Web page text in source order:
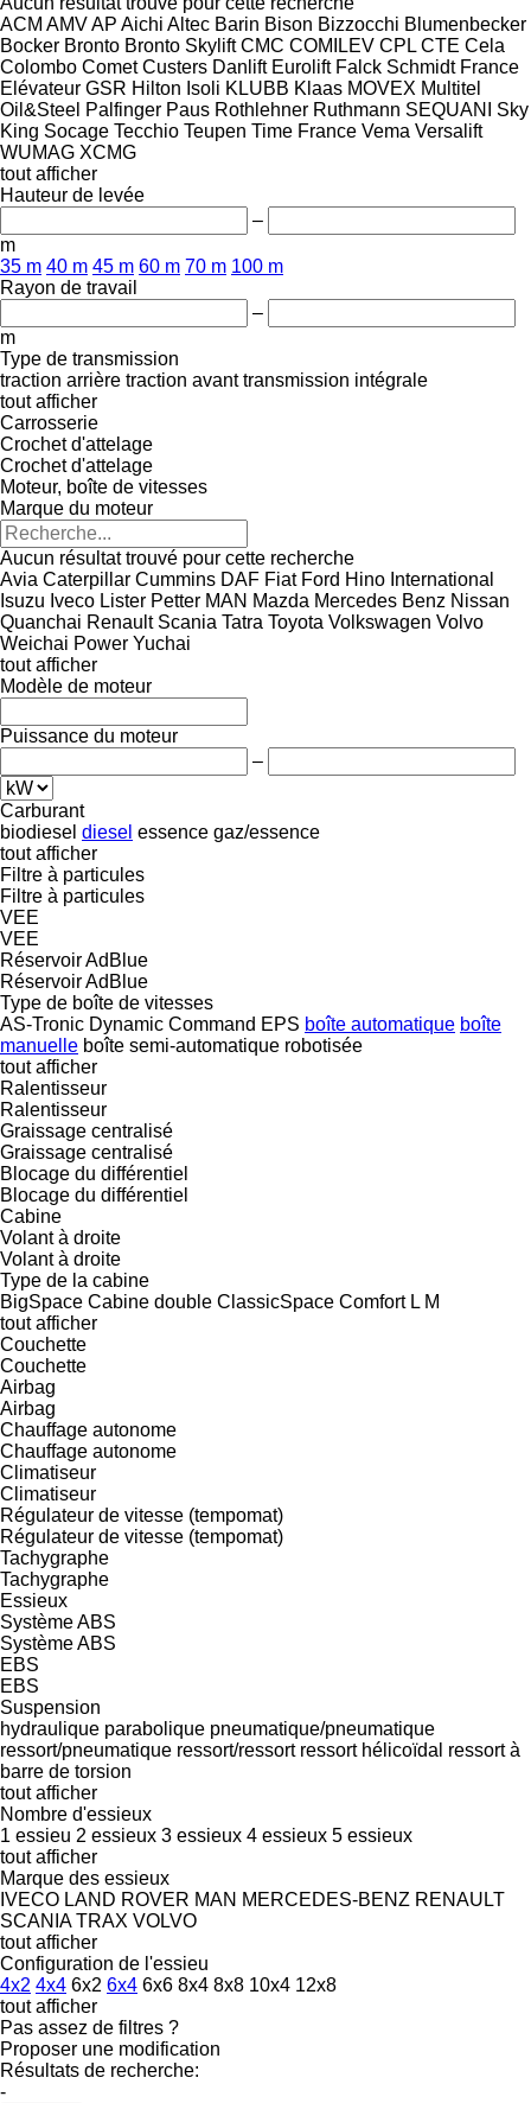
ACM AMVAP Aichi Altec Barin Bison Bizzocchi Blumenbecker
Bocker Bronto Bronto Skylift CMC COMILEV CPL CTE Cela
Colombo Comet Custers Danlift Eurolift Falck Schmidt France
Elévateur GSR Hilton Isoli KLUBB Klaas MOVEX Multitel
Oil&Steel Palfinger Paus Rothlehner Ruthmann SEQUANI
Sky
King Socage Tecchio Teupen Time France Vema Versalift
WUMAG XCMG
tout afficher
Hauteur de levée
–
m
35 m 40 m 45 m 60 m 70 m 100 m
Rayon de travail
–
m
Type de transmission
traction arrière traction avant transmission intégrale
tout afficher
Carrosserie
Crochet d'attelage
Crochet d'attelage
Moteur, boîte de vitesses
Marque du moteur
Aucun résultat trouvé pour cette recherche
Avia Caterpillar Cummins DAF Fiat Ford Hino International
Isuzu Iveco Lister Petter MAN Mazda Mercedes Benz Nissan
Quanchai Renault Scania Tatra Toyota Volkswagen Volvo
Weichai Power Yuchai
tout afficher
Modèle de moteur
Puissance du moteur
–
Carburant
biodiesel diesel essence gaz/essence
tout afficher
Filtre à particules
Filtre à particules
VEE
VEE
Réservoir AdBlue
Réservoir AdBlue
Type de boîte de vitesses
AS-Tronic Dynamic Command EPS boîte automatique boîte
manuelle boîte semi-automatique robotisée
tout afficher
Ralentisseur
Ralentisseur
Graissage centralisé
Graissage centralisé
Blocage du différentiel
Blocage du différentiel
Cabine
Volant à droite
Volant à droite
Type de la cabine
BigSpace Cabine double ClassicSpace Comfort L M
tout afficher
Couchette
Couchette
Airbag
Airbag
Chauffage autonome
Chauffage autonome
Climatiseur
Climatiseur
Régulateur de vitesse (tempomat)
Régulateur de vitesse (tempomat)
Tachygraphe
Tachygraphe
Essieux
Système ABS
Système ABS
EBS
EBS
Suspension
hydraulique parabolique pneumatique/pneumatique
ressort/pneumatique ressort/ressort ressort hélicoïdal ressort à
barre de torsion
tout afficher
Nombre d'essieux
1 essieu 2 essieux 3 essieux 4 essieux 5 essieux
tout afficher
Marque des essieux
IVECO LAND ROVER MAN MERCEDES-BENZ RENAULT
SCANIA TRAX VOLVO
tout afficher
Configuration de l'essieu
4x2 4x4 6x2 6x4 6x6 8x4 8x8 10x4 12x8
tout afficher
Pas assez de filtres ?
Proposer une modification
Résultats de recherche:
-